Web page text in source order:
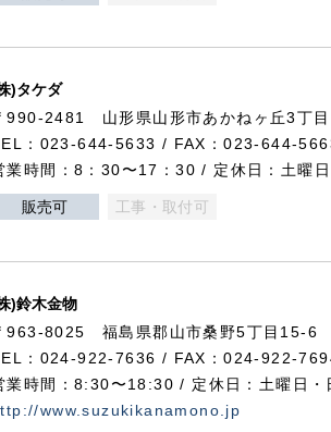
)タケダ
990-2481 山形県山形市あかねヶ丘3丁
：023-644-5633 / FAX：023-644-
業時間：8：30〜17：30 / 定休日：土曜
販売可 工事・取付可
)鈴木金物
963-8025 福島県郡山市桑野5丁目15-6
：024-922-7636 / FAX：024-922-
業時間：8:30〜18:30 / 定休日：土曜日・
www.suzukikanamono.jp